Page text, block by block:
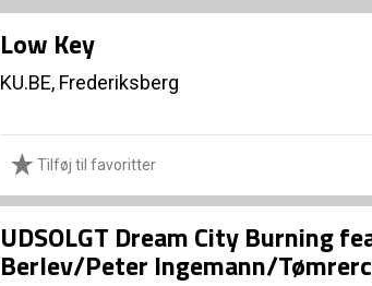
Low Key
KU.BE, Frederiksberg
Tilføj til favoritter
UDSOLGT Dream City Burning
Berlev/Peter Ingemann/